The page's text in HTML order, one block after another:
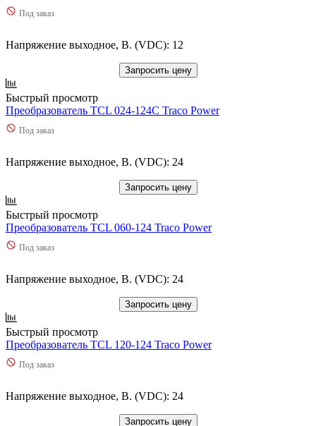
Под заказ
Напряжение выходное, В. (VDC): 12
Запросить цену
Быстрый просмотр
Преобразователь TCL 024-124C Traco Power
Под заказ
Напряжение выходное, В. (VDC): 24
Запросить цену
Быстрый просмотр
Преобразователь TCL 060-124 Traco Power
Под заказ
Напряжение выходное, В. (VDC): 24
Запросить цену
Быстрый просмотр
Преобразователь TCL 120-124 Traco Power
Под заказ
Напряжение выходное, В. (VDC): 24
Запросить цену